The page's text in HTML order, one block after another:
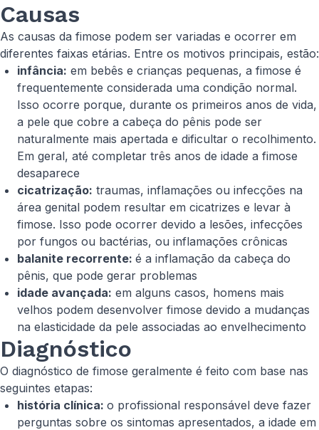
Causas
As causas da fimose podem ser variadas e ocorrer em
diferentes faixas etárias. Entre os motivos principais, estão:
infância: em bebês e crianças pequenas, a fimose é
frequentemente considerada uma condição normal.
Isso ocorre porque, durante os primeiros anos de vida,
a pele que cobre a cabeça do pênis pode ser
naturalmente mais apertada e dificultar o recolhimento.
Em geral, até completar três anos de idade a fimose
desaparece
cicatrização: traumas, inflamações ou infecções na
área genital podem resultar em cicatrizes e levar à
fimose. Isso pode ocorrer devido a lesões, infecções
por fungos ou bactérias, ou inflamações crônicas
balanite recorrente: é a inflamação da cabeça do
pênis, que pode gerar problemas
idade avançada: em alguns casos, homens mais
velhos podem desenvolver fimose devido a mudanças
na elasticidade da pele associadas ao envelhecimento
Diagnóstico
O diagnóstico de fimose geralmente é feito com base nas
seguintes etapas:
história clínica: o profissional responsável deve fazer
perguntas sobre os sintomas apresentados, a idade em